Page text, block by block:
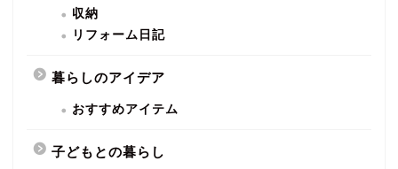
収納
リフォーム日記
暮らしのアイデア
おすすめアイテム
子どもとの暮らし